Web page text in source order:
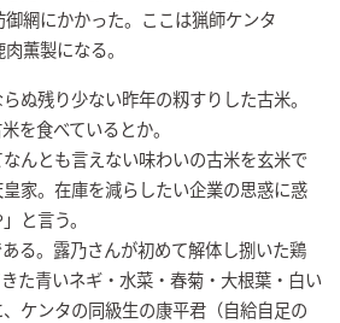
網にかかった。ここは猟師ケンタ
薫製になる。
ぬ残り少ない昨年の籾すりした古米。
を食べているとか。
んとも言えない味わいの古米を玄米で
家。在庫を減らしたい企業の思惑に惑
と言う。
る。露乃さんが初めて解体し捌いた鶏
た青いネギ・水菜・春菊・大根葉・白い
ケンタの同級生の康平君（自給自足の